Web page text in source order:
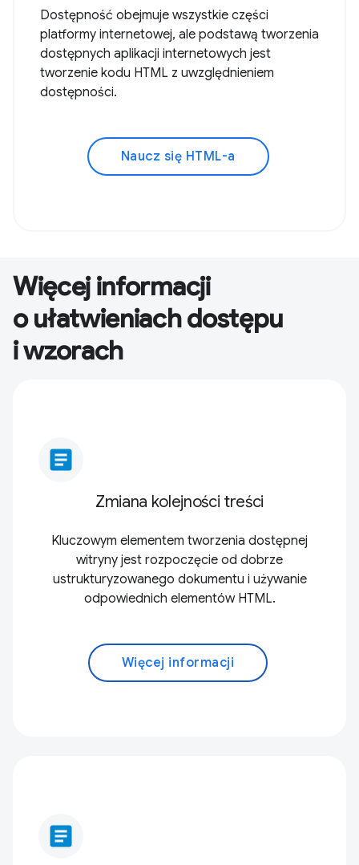
Dostępność obejmuje wszystkie części
platformy internetowej, ale podstawą tworzenia
dostępnych aplikacji internetowych jest
tworzenie kodu HTML z uwzględnieniem
dostępności.
Naucz się HTML-a
Więcej informacji
o ułatwieniach dostępu
i wzorach
article
Zmiana kolejności treści
Kluczowym elementem tworzenia dostępnej
witryny jest rozpoczęcie od dobrze
ustrukturyzowanego dokumentu i używanie
odpowiednich elementów HTML.
Więcej informacji
article